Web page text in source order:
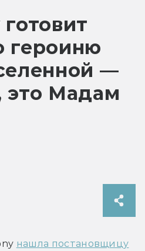
героиню
—
это Мадам
нашла постановщицу